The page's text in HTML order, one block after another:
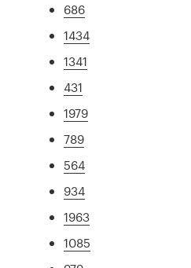
686
1434
1341
431
1979
789
564
934
1963
1085